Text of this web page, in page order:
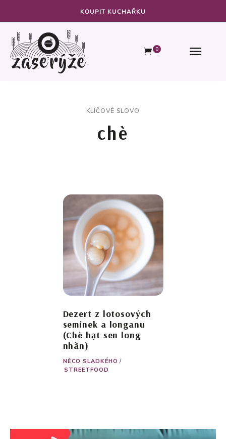
KOUPIT KUCHAŘKU
0
KLÍČOVÉ SLOVO
chè
Dezert z lotosových
semínek a longanu
(Chè hạt sen long
nhãn)
NĚCO SLADKÉHO /
STREETFOOD